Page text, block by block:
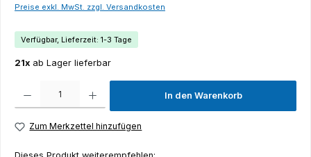
Preise exkl. MwSt. zzgl. Versandkosten
Verfügbar, Lieferzeit: 1-3 Tage
21x ab Lager lieferbar
In den Warenkorb
Zum Merkzettel hinzufügen